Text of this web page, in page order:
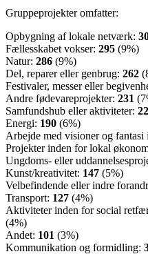
Gruppeprojekter omfatter:
Opbygning af lokale netværk:
Fællesskabet vokser: 295 (9%)
Natur: 286 (9%)
Del, reparer eller genbrug: 262
Festivaler, messer eller
Andre fødevareprojekter: 231
Samfundshub eller aktiviteter:
Energi: 190 (6%)
Arbejde med visioner og fantasi
Projekter inden for lokal
Ungdoms- eller
Kunst/kreativitet: 147 (5%)
Velbefindende eller indre
Transport: 127 (4%)
Aktiviteter inden for social
(4%)
Andet: 101 (3%)
Kommunikation og formidling: